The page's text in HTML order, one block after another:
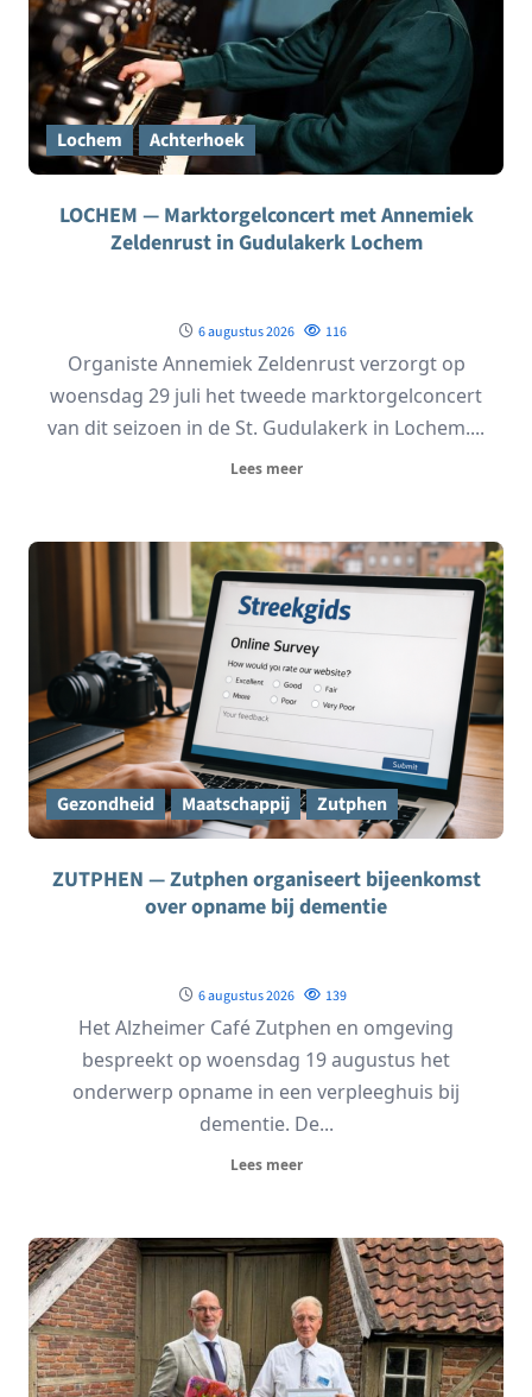
Lochem Achterhoek
LOCHEM — Marktorgelconcert met Annemiek
Zeldenrust in Gudulakerk Lochem
6 augustus 2026 116
Organiste Annemiek Zeldenrust verzorgt op
woensdag 29 juli het tweede marktorgelconcert
van dit seizoen in de St. Gudulakerk in Lochem....
Lees meer
Gezondheid Maatschappij Zutphen
ZUTPHEN — Zutphen organiseert bijeenkomst
over opname bij dementie
6 augustus 2026 139
Het Alzheimer Café Zutphen en omgeving
bespreekt op woensdag 19 augustus het
onderwerp opname in een verpleeghuis bij
dementie. De...
Lees meer